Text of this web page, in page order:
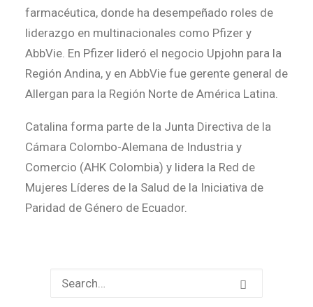
farmacéutica, donde ha desempeñado roles de
liderazgo en multinacionales como Pfizer y
AbbVie. En Pfizer lideró el negocio Upjohn para la
Región Andina, y en AbbVie fue gerente general de
Allergan para la Región Norte de América Latina.
Catalina forma parte de la Junta Directiva de la
Cámara Colombo-Alemana de Industria y
Comercio (AHK Colombia) y lidera la Red de
Mujeres Líderes de la Salud de la Iniciativa de
Paridad de Género de Ecuador.